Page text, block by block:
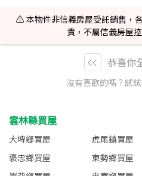
⚠️ 本物件非信義房屋受託銷售，
責，不屬信義房屋
恭喜你
沒有喜歡的嗎？試
雲林縣買屋
大埤鄉買屋 虎尾鎮買屋
褒忠鄉買屋
東勢鄉買屋